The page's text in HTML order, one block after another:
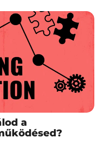
a